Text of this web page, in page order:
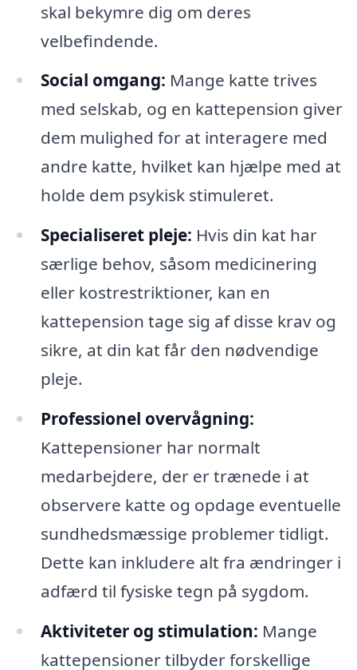
skal bekymre dig om deres
velbefindende.
Social omgang: Mange katte trives
med selskab, og en kattepension giver
dem mulighed for at interagere med
andre katte, hvilket kan hjælpe med at
holde dem psykisk stimuleret.
Specialiseret pleje: Hvis din kat har
særlige behov, såsom medicinering
eller kostrestriktioner, kan en
kattepension tage sig af disse krav og
sikre, at din kat får den nødvendige
pleje.
Professionel overvågning:
Kattepensioner har normalt
medarbejdere, der er trænede i at
observere katte og opdage eventuelle
sundhedsmæssige problemer tidligt.
Dette kan inkludere alt fra ændringer i
adfærd til fysiske tegn på sygdom.
Aktiviteter og stimulation: Mange
kattepensioner tilbyder forskellige